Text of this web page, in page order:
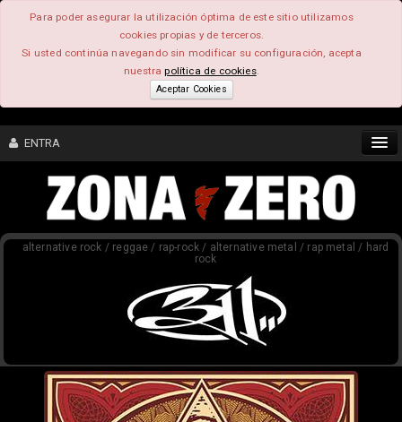
Para poder asegurar la utilización óptima de este sitio utilizamos
cookies propias y de terceros.
Si usted continúa navegando sin modificar su configuración, acepta
nuestrapolítica de cookies.
Aceptar Cookies
ENTRA
CONTENIDO
alternative rock / reggae / rap-rock / alternative metal / rap metal / hard
rock